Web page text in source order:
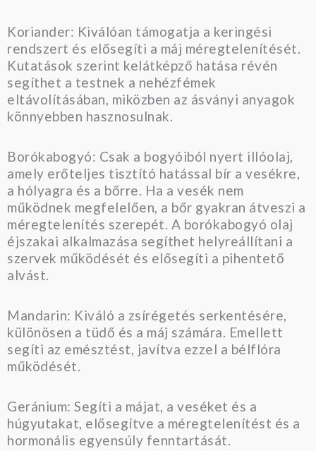
Koriander: Kiválóan támogatja a keringési
rendszert és elősegíti a máj méregtelenítését.
Kutatások szerint kelátképző hatása révén
segíthet a testnek a nehézfémek
eltávolításában, miközben az ásványi anyagok
könnyebben hasznosulnak.
Borókabogyó: Csak a bogyóiból nyert illóolaj,
amely erőteljes tisztító hatással bír a vesékre,
a hólyagra és a bőrre. Ha a vesék nem
működnek megfelelően, a bőr gyakran átveszi a
méregtelenítés szerepét. A borókabogyó olaj
éjszakai alkalmazása segíthet helyreállítani a
szervek működését és elősegíti a pihentető
alvást.
Mandarin: Kiváló a zsírégetés serkentésére,
különösen a tüdő és a máj számára. Emellett
segíti az emésztést, javítva ezzel a bélflóra
működését.
Geránium: Segíti a májat, a veséket és a
húgyutakat, elősegítve a méregtelenítést és a
hormonális egyensúly fenntartását.